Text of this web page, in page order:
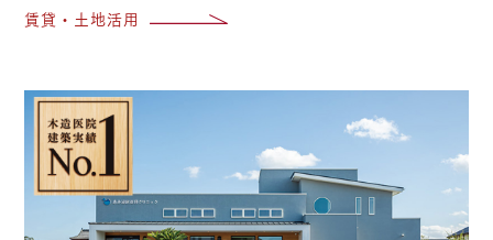
賃貸・土地活用